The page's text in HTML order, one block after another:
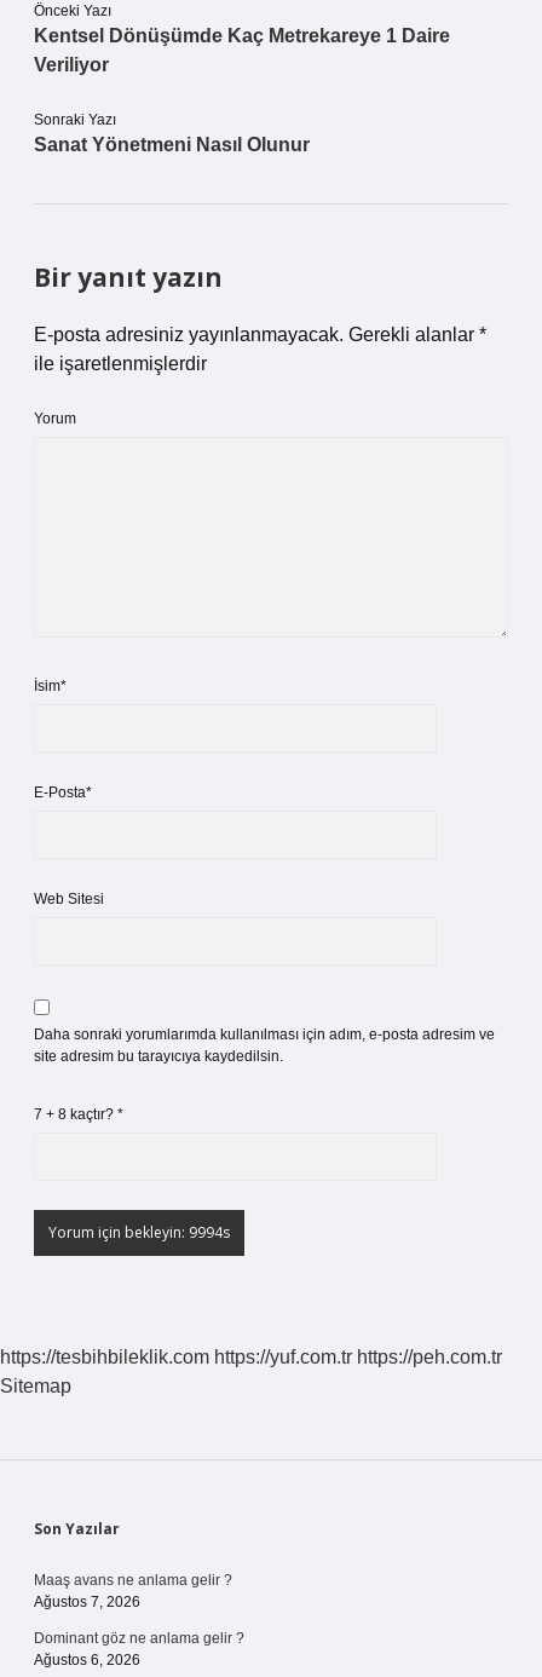
Önceki Yazı
Kentsel Dönüşümde Kaç Metrekareye 1 Daire
Veriliyor
Sonraki Yazı
Sanat Yönetmeni Nasıl Olunur
Bir yanıt yazın
E-posta adresiniz yayınlanmayacak. Gerekli alanlar *
ile işaretlenmişlerdir
Yorum
İsim*
E-Posta*
Web Sitesi
Daha sonraki yorumlarımda kullanılması için adım, e-posta adresim ve
site adresim bu tarayıcıya kaydedilsin.
7 + 8 kaçtır? *
https://tesbihbileklik.com https://yuf.com.tr https://peh.com.tr
Sitemap
Sidebar
Son Yazılar
Maaş avans ne anlama gelir ?
Ağustos 7, 2026
Dominant göz ne anlama gelir ?
Ağustos 6, 2026